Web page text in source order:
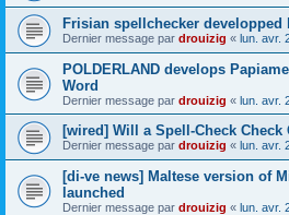
Frisian spellchecker developped
Dernier message par drouizig « lun. avr.
POLDERLAND develops
Word
Dernier message par drouizig « lun. avr.
[wired] Will a Spell-Check Check
Dernier message par drouizig « lun. avr.
[di-ve news] Maltese version of
launched
Dernier message par drouizig « lun. avr.